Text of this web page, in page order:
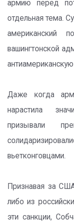
армию перед
отдельная тема.
американский
вашингтонской
Даже когда
нарастила
призывали
вьетконговцами.
Признавая за
либо из
эти санкции,